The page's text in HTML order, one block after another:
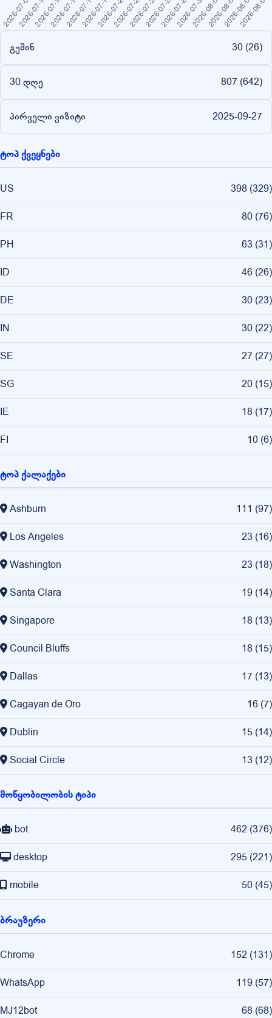
გუშინ 30 (26)
30 დღე 807 (642)
პირველი ვიზიტი 2025-09-27
ტოპ ქვეყნები
US 398 (329)
FR 80 (76)
PH 63 (31)
ID 46 (26)
DE 30 (23)
IN 30 (22)
SE 27 (27)
SG 20 (15)
IE 18 (17)
FI 10 (6)
ტოპ ქალაქები
Ashburn 111 (97)
Los Angeles 23 (16)
Washington 23 (18)
Santa Clara 19 (14)
Singapore 18 (13)
Council Bluffs 18 (15)
Dallas 17 (13)
Cagayan de Oro 16 (7)
Dublin 15 (14)
Social Circle 13 (12)
მოწყობილობის ტიპი
bot 462 (376)
desktop 295 (221)
mobile 50 (45)
ბრაუზერი
Chrome 152 (131)
WhatsApp 119 (57)
MJ12bot 68 (68)